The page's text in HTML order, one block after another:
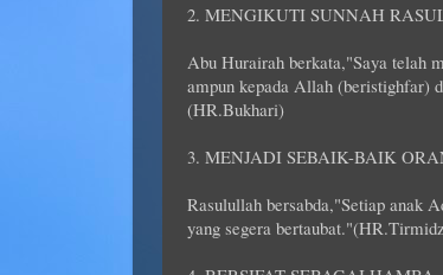
2. MENGIKUTI SUNNAH
Abu Hurairah berkata,"Saya telah
ampun kepada Allah (beristighfar)
(HR.Bukhari)
3. MENJADI SEBAIK-BAIK
Rasulullah bersabda,"Setiap anak
yang segera